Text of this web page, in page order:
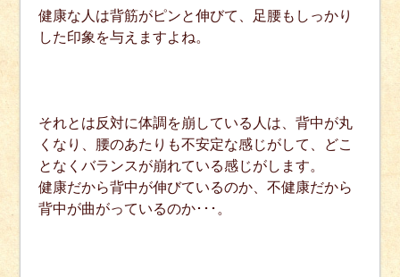
健康な人は背筋がピンと伸びて、足腰もしっかり
した印象を与えますよね。
それとは反対に体調を崩している人は、背中が丸
くなり、腰のあたりも不安定な感じがして、どこ
となくバランスが崩れている感じがします。
健康だから背中が伸びているのか、不健康だから
背中が曲がっているのか･･･。